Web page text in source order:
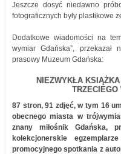
Jeszcze dosyć niedawno
fotograficznych były plastikowe
Dodatkowe wiadomości na
wymiar Gdańska”,
prasowy Muzeum Gdańska:
NIEZWYKŁA
TRZECIEGO
87 stron, 91 zdjęć, w tym 16
obecnego miasta w
znany miłośnik Gdańska,
kolekcjonerskie
promocyjnego spotkania z